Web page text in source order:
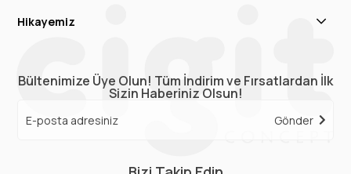
Hikayemiz
Bültenimize Üye Olun! Tüm İndirim ve Fırsatlardan İlk
Sizin Haberiniz Olsun!
Gönder